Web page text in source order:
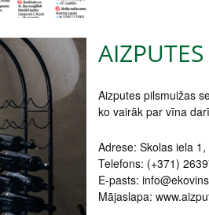
Aizputes pilsmuižas
ko vairāk par vīna
Adrese: Skolas iela 1,
Telefons: (+371)
E-pasts:
Mājaslapa: